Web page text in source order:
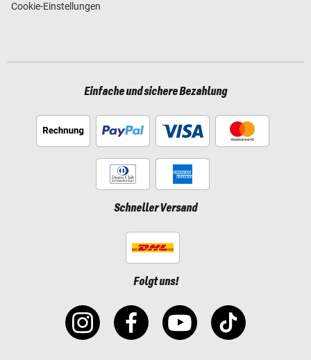
Cookie-Einstellungen
Einfache und sichere Bezahlung
Schneller Versand
Folgt uns!